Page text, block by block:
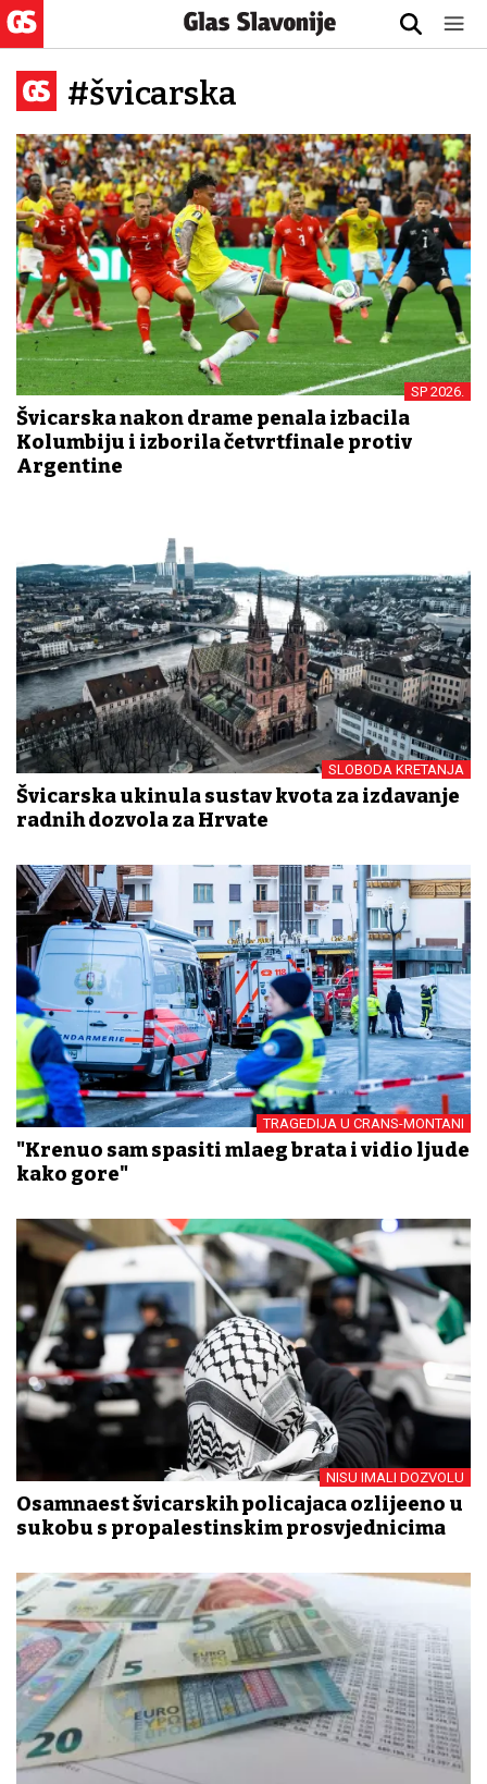
#švicarska
SP 2026.
Švicarska nakon drame penala izbacila
Kolumbiju i izborila četvrtfinale protiv
Argentine
SLOBODA KRETANJA
Švicarska ukinula sustav kvota za izdavanje
radnih dozvola za Hrvate
TRAGEDIJA U CRANS-MONTANI
"Krenuo sam spasiti mlađeg brata i vidio ljude
kako gore"
NISU IMALI DOZVOLU
Osamnaest švicarskih policajaca ozlijeđeno u
sukobu s propalestinskim prosvjednicima